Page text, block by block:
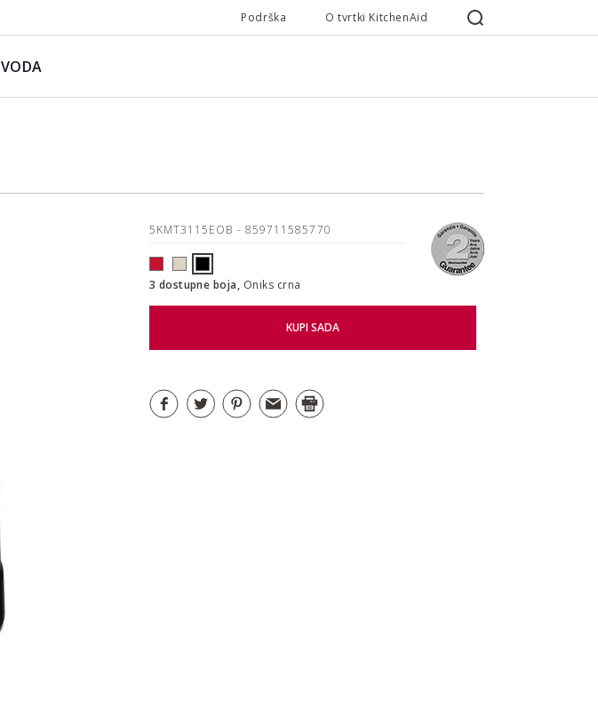
Podrška O tvrtki KitchenAid
5KMT3115EOB - 859711585770
3 dostupne boja, Oniks crna
KUPI SADA